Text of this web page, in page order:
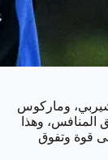
وماركوس
المنافس، وهذا
قوة وتفوق